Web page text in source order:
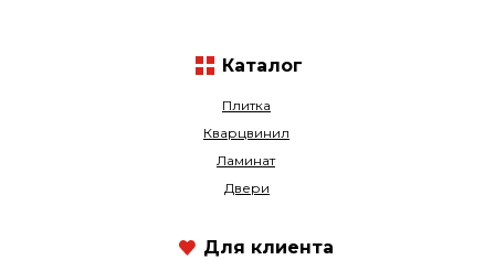
Плитка
Кварцвинил
Ламинат
Двери
Каталог
Для клиента